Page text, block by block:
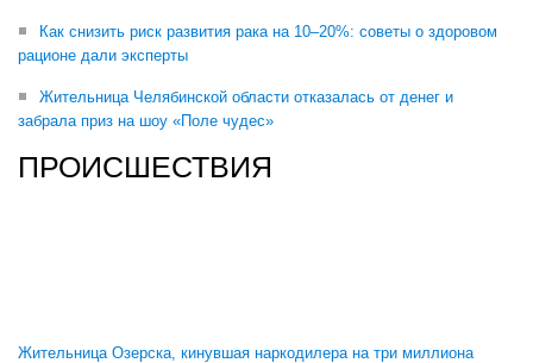
Как снизить риск развития рака на 10–20%: советы о здоровом
рационе дали эксперты
Жительница Челябинской области отказалась от денег и
забрала приз на шоу «Поле чудес»
ПРОИСШЕСТВИЯ
Жительница Озерска, кинувшая наркодилера на три миллиона